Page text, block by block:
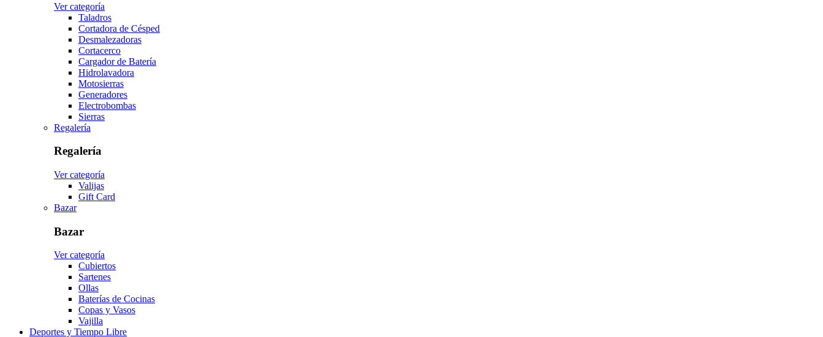
Ver categoría
Taladros
Cortadora de Césped
Desmalezadoras
Cortacerco
Cargador de Batería
Hidrolavadora
Motosierras
Generadores
Electrobombas
Sierras
Regalería
Regalería
Ver categoría
Valijas
Gift Card
Bazar
Bazar
Ver categoría
Cubiertos
Sartenes
Ollas
Baterías de Cocinas
Copas y Vasos
Vajilla
Deportes y Tiempo Libre